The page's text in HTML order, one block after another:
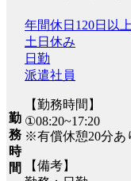
勤
務
時
間
年間休日120日以上
土日休み
日勤
派遣社員
【勤務時間】
①08:20~17:20
※有償休憩20分あ
【備考】